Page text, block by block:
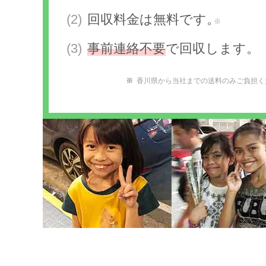
回収料金は無料です。
※
事前連絡不要で回収します。
香川県から当社までの送料のみご負担